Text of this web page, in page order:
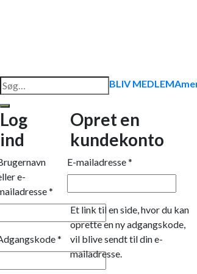
Søg
efter:
BLIV MEDLEM
Log
ind
e-
*
*
Opret en
kundekonto
E-mailadresse*
Et link til en side, hvor du kan
oprette en ny adgangskode,
vil blive sendt til din e-
mailadresse.